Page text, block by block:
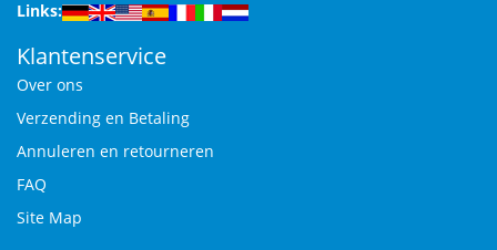
Links:
Klantenservice
Over ons
Verzending en Betaling
Annuleren en retourneren
FAQ
Site Map